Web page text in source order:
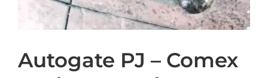
Autogate PJ – Comex